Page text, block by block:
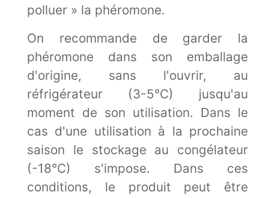
polluer » la phéromone.
On recommande de garder la
phéromone dans son emballage
d'origine, sans l'ouvrir, au
réfrigérateur (3-5°C) jusqu'au
moment de son utilisation. Dans le
cas d'une utilisation à la prochaine
saison le stockage au congélateur
(-18°C) s'impose. Dans ces
conditions, le produit peut être